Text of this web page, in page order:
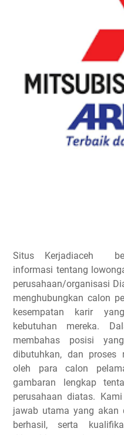
Situs Kerjadiaceh
informasi tentang
perusahaan/organisasi
menghubungkan calon
kesempatan karir
kebutuhan mereka.
membahas posisi
dibutuhkan, dan proses
oleh para calon
gambaran lengkap
perusahaan diatas.
jawab utama yang akan
berhasil, serta